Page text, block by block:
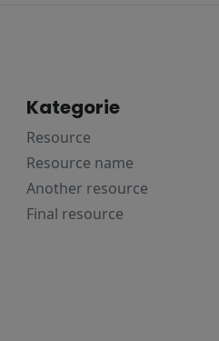
Kategorie
Resource
Resource name
Another resource
Final resource